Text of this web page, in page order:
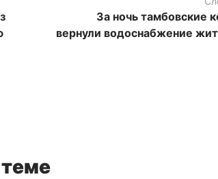
За ночь тамбовские
вернули водоснабжение